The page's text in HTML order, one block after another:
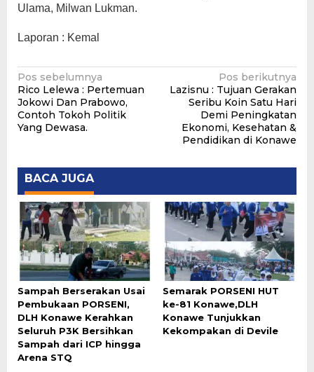
Ulama, Milwan Lukman.
Laporan : Kemal
Navigasi
pos
Pos sebelumnya
Rico Lelewa : Pertemuan
Jokowi Dan Prabowo,
Contoh Tokoh Politik
Yang Dewasa.
Pos berikutnya
Lazisnu : Tujuan Gerakan
Seribu Koin Satu Hari
Demi Peningkatan
Ekonomi, Kesehatan &
Pendidikan di Konawe
BACA JUGA
Sampah Berserakan Usai
Pembukaan PORSENI,
DLH Konawe Kerahkan
Seluruh P3K Bersihkan
Sampah dari ICP hingga
Arena STQ
Semarak PORSENI HUT
ke-81 Konawe,DLH
Konawe Tunjukkan
Kekompakan di Devile